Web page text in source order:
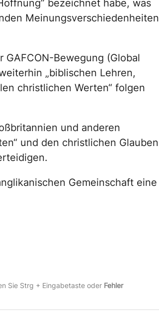
bezeichnet habe, was
Meinungsverschiedenheiten
Bewegung (Global
„biblischen Lehren,
christlichen Werten“ folgen
und anderen
und den christlichen Glauben
Gemeinschaft eine
Sie Strg + Eingabetaste oder Fehler